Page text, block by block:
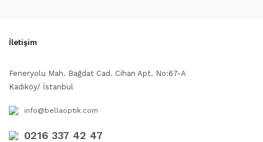
İletişim
Feneryolu Mah. Bağdat Cad. Cihan Apt. No:67-A
Kadıköy/ İstanbul
info@bellaoptik.com
0216 337 42 47